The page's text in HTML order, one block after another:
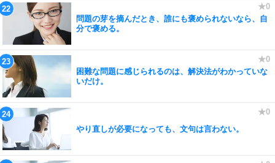
問題の芽を摘んだとき、誰にも褒められないなら、自
分で褒める。
困難な問題に感じられるのは、解決法がわかっていな
いだけ。
やり直しが必要になっても、文句は言わない。